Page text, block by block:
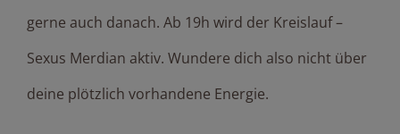
gerne auch danach. Ab 19h wird der Kreislauf –
Sexus Merdian aktiv. Wundere dich also nicht über
deine plötzlich vorhandene Energie.